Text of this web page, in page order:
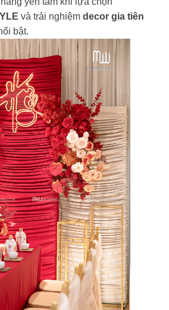
và trải nghiệm decor gia tiên
bật.